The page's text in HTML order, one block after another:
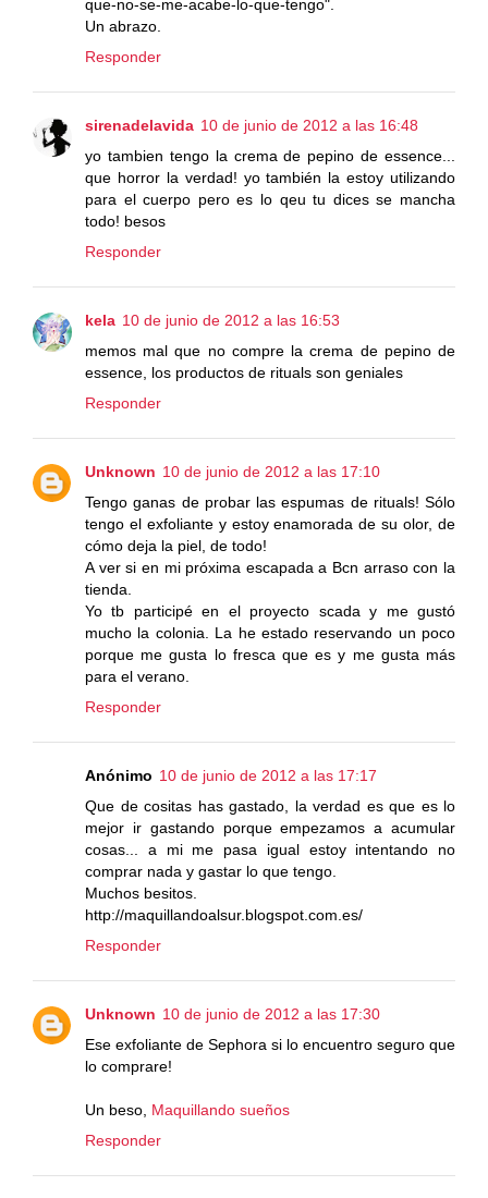
que-no-se-me-acabe-lo-que-tengo".
Un abrazo.
Responder
sirenadelavida 10 de junio de 2012 a las 16:48
yo tambien tengo la crema de pepino de essence...
que horror la verdad! yo también la estoy utilizando
para el cuerpo pero es lo qeu tu dices se mancha
todo! besos
Responder
kela 10 de junio de 2012 a las 16:53
memos mal que no compre la crema de pepino de
essence, los productos de rituals son geniales
Responder
Unknown 10 de junio de 2012 a las 17:10
Tengo ganas de probar las espumas de rituals! Sólo
tengo el exfoliante y estoy enamorada de su olor, de
cómo deja la piel, de todo!
A ver si en mi próxima escapada a Bcn arraso con la
tienda.
Yo tb participé en el proyecto scada y me gustó
mucho la colonia. La he estado reservando un poco
porque me gusta lo fresca que es y me gusta más
para el verano.
Responder
Anónimo 10 de junio de 2012 a las 17:17
Que de cositas has gastado, la verdad es que es lo
mejor ir gastando porque empezamos a acumular
cosas... a mi me pasa igual estoy intentando no
comprar nada y gastar lo que tengo.
Muchos besitos.
http://maquillandoalsur.blogspot.com.es/
Responder
Unknown 10 de junio de 2012 a las 17:30
Ese exfoliante de Sephora si lo encuentro seguro que
lo comprare!
Un beso, Maquillando sueños
Responder